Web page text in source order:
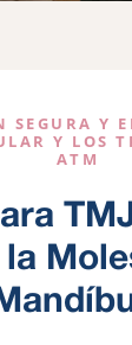
SEGURA Y
Y LOS
ATM